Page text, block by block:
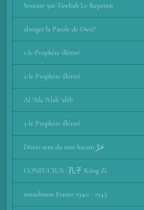
Sourate 9at-Tawbah Le Repentir
abroger la Parole de Dieu?
1-le Prophète illéttré
2-le Prophète illéttré
Al ‘Ala ‘Alah 'alèh
3-le Prophète illéttré
Divers sens du mot haram حَرَّ
CONFUCIUS : 孔子 Kǒng Zǐ
musulmans France 1940 - 1945